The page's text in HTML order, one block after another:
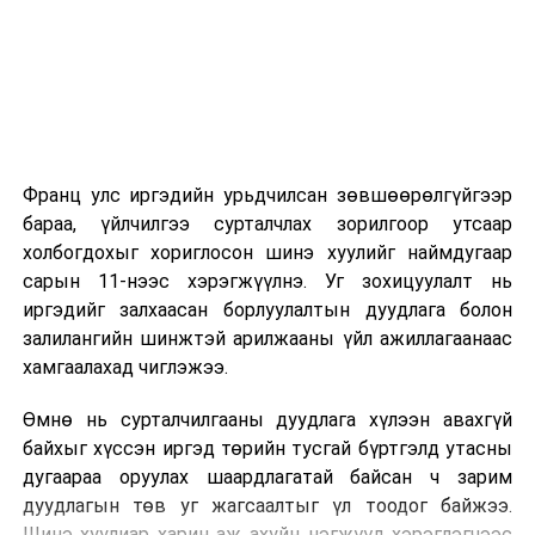
2026 оны 9 дүгээр сарын 13-наас оюутнуудыг
дотуур байранд оруулж эхэлнэ.
Сургууль, цэцэрлэгийн үйл ажиллагааны
зохицуулалт
2026 оны 8 дугаар сарын 17–28-ны өдрүүдэд
байранд элсэлт, бүртгэл болон бусад аливаа
арга хэмжээ зохион байгуулахгүй болно.
Франц улс иргэдийн урьдчилсан зөвшөөрөлгүйгээр
бараа, үйлчилгээ сурталчлах зорилгоор утсаар
холбогдохыг хориглосон шинэ хуулийг наймдугаар
сарын 11-нээс хэрэгжүүлнэ. Уг зохицуулалт нь
иргэдийг залхаасан борлуулалтын дуудлага болон
залилангийн шинжтэй арилжааны үйл ажиллагаанаас
хамгаалахад чиглэжээ.
Өмнө нь сурталчилгааны дуудлага хүлээн авахгүй
байхыг хүссэн иргэд төрийн тусгай бүртгэлд утасны
дугаараа оруулах шаардлагатай байсан ч зарим
дуудлагын төв уг жагсаалтыг үл тоодог байжээ.